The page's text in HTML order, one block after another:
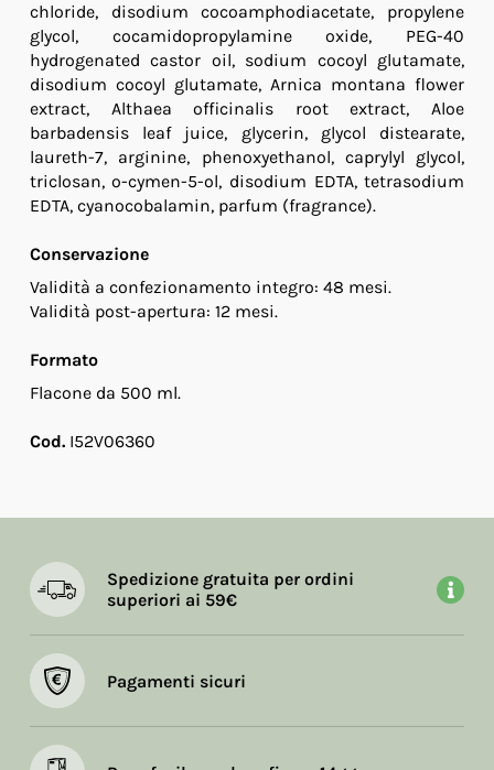
chloride, disodium cocoamphodiacetate, propylene
glycol, cocamidopropylamine oxide, PEG-40
hydrogenated castor oil, sodium cocoyl glutamate,
disodium cocoyl glutamate, Arnica montana flower
extract, Althaea officinalis root extract, Aloe
barbadensis leaf juice, glycerin, glycol distearate,
laureth-7, arginine, phenoxyethanol, caprylyl glycol,
triclosan, o-cymen-5-ol, disodium EDTA, tetrasodium
EDTA, cyanocobalamin, parfum (fragrance).
Conservazione
Validità a confezionamento integro: 48 mesi.
Validità post-apertura: 12 mesi.
Formato
Flacone da 500 ml.
Cod.I52V06360
Spedizione gratuita per ordini
superiori ai 59€
Pagamenti sicuri